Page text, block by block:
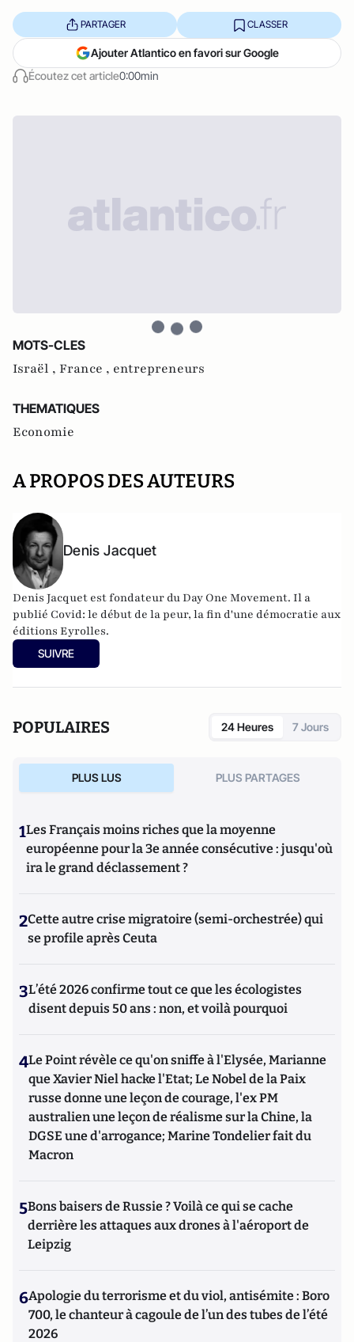
Écoutez cet article0:00min
PARTAGER CLASSER
Ajouter Atlantico en favori sur Google
MOTS-CLES
Israël , France , entrepreneurs
THEMATIQUES
Economie
A PROPOS DES AUTEURS
Denis Jacquet
Denis Jacquet est fondateur du Day One Movement. Il a
publié Covid: le début de la peur, la fin d'une démocratie aux
éditions Eyrolles.
SUIVRE
POPULAIRES 24 Heures 7 Jours
PLUS LUS PLUS PARTAGES
1Les Français moins riches que la moyenne
européenne pour la 3e année consécutive : jusqu'où
ira le grand déclassement ?
2Cette autre crise migratoire (semi-orchestrée) qui
se profile après Ceuta
3L’été 2026 confirme tout ce que les écologistes
disent depuis 50 ans : non, et voilà pourquoi
4Le Point révèle ce qu'on sniffe à l'Elysée, Marianne
que Xavier Niel hacke l'Etat; Le Nobel de la Paix
russe donne une leçon de courage, l'ex PM
australien une leçon de réalisme sur la Chine, la
DGSE une d'arrogance; Marine Tondelier fait du
Macron
5Bons baisers de Russie ? Voilà ce qui se cache
derrière les attaques aux drones à l'aéroport de
Leipzig
6Apologie du terrorisme et du viol, antisémite : Boro
700, le chanteur à cagoule de l’un des tubes de l’été
2026